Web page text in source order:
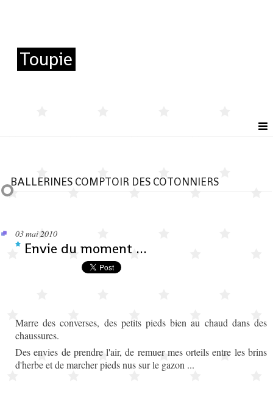
Toupie
BALLERINES COMPTOIR DES COTONNIERS
03mai 2010
Envie du moment ...
Marre des converses, des petits pieds bien au chaud dans des
chaussures.
Des envies de prendre l'air, de remuer mes orteils entre les brins
d'herbe et de marcher pieds nus sur le gazon ...